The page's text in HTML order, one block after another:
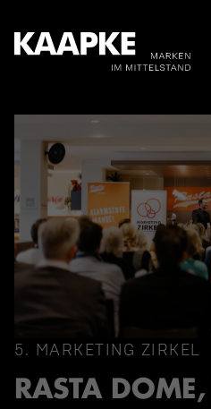
5. MARKETING ZIRKEL
RASTA